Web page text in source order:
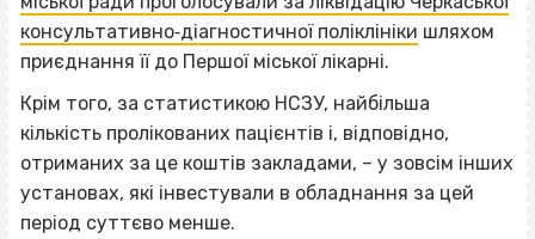
консультативно‐діагностичної поліклініки шляхом
приєднання її до Першої міської лікарні.
Крім того, за статистикою НСЗУ, найбільша
кількість пролікованих пацієнтів і, відповідно,
отриманих за це коштів закладами, – у зовсім інших
установах, які інвестували в обладнання за цей
період суттєво менше.